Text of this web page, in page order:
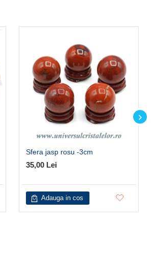
Sfera jasp rosu -3cm
35,00 Lei
Adauga in cos